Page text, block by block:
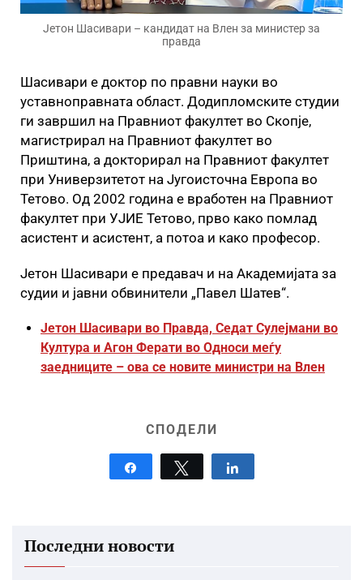
Јетон Шасивари – кандидат на Влен за министер за
правда
Шасивари е доктор по правни науки во
уставноправната област. Додипломските студии
ги завршил на Правниот факултет во Скопје,
магистрирал на Правниот факултет во
Приштина, а докторирал на Правниот факултет
при Универзитетот на Југоисточна Европа во
Тетово. Од 2002 година е вработен на Правниот
факултет при УЈИЕ Тетово, прво како помлад
асистент и асистент, а потоа и како професор.
Јетон Шасивари е предавач и на Академијата за
судии и јавни обвинители „Павел Шатев“.
Јетон Шасивари во Правда, Седат Сулејмани во
Култура и Агон Ферати во Односи меѓу
заедниците – ова се новите министри на Влен
СПОДЕЛИ
Tweet
Последни новости